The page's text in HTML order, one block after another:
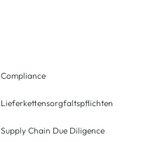
Compliance
Lieferkettensorgfaltspflichten
Supply Chain Due Diligence